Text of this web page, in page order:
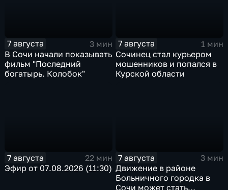
7 августа
3 мин
В Сочи начали показывать
фильм "Последний
богатырь. Колобок"
7 августа
1 мин
Сочинец стал курьером
мошенников и попался в
Курской области
7 августа
22 мин
Эфир от 07.08.2026 (11:30)
7 августа
3 мин
Движение в районе
Больничного городка в
Сочи может стать